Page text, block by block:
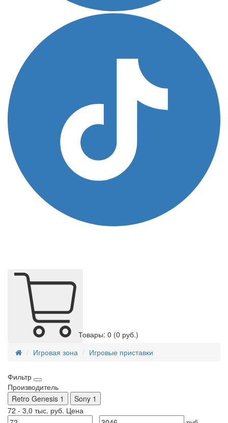
Товары: 0 (0 руб.)
Игровая зона
Игровые приставки
Фильтр
Производитель
Retro Genesis 1 Sony 1
72 - 3,0 тыс. руб. Цена